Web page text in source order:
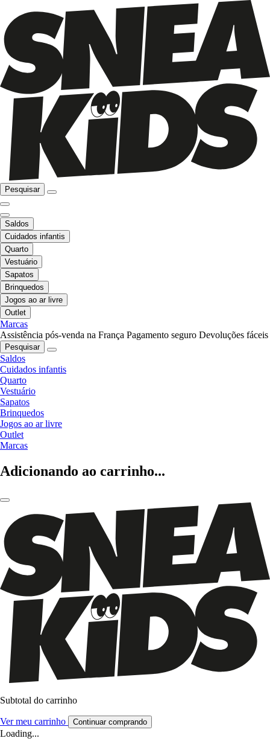
Pesquisar
Saldos
Cuidados infantis
Quarto
Vestuário
Sapatos
Brinquedos
Jogos ao ar livre
Outlet
Marcas
Assistência pós-venda na França Pagamento seguro Devoluções fáceis
Pesquisar
Saldos
Cuidados infantis
Quarto
Vestuário
Sapatos
Brinquedos
Jogos ao ar livre
Outlet
Marcas
Adicionando ao carrinho...
Subtotal do carrinho
Ver meu carrinho Continuar comprando
Loading...